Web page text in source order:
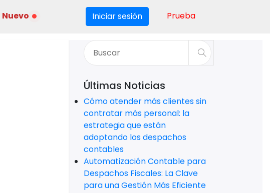
Nuevo Iniciar sesión Prueba
Últimas Noticias
Cómo atender más clientes sin
contratar más personal: la
estrategia que están
adoptando los despachos
contables
Automatización Contable para
Despachos Fiscales: La Clave
para una Gestión Más Eficiente